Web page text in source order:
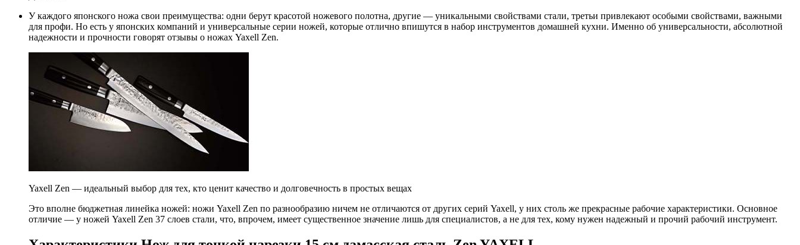
У каждого японского ножа свои преимущества: одни берут красотой ножевого полотна, другие — уникальными свойствами стали, третьи привлекают особыми свойствами, важными
для профи. Но есть у японских компаний и универсальные серии ножей, которые отлично впишутся в набор инструментов домашней кухни. Именно об универсальности, абсолютной
надежности и прочности говорят отзывы о ножах Yaxell Zen.
Yaxell Zen — идеальный выбор для тех, кто ценит качество и долговечность в простых вещах
Это вполне бюджетная линейка ножей: ножи Yaxell Zen по разнообразию ничем не отличаются от других серий Yaxell, у них столь же прекрасные рабочие характеристики. Основное
отличие — у ножей Yaxell Zen 37 слоев стали, что, впрочем, имеет существенное значение лишь для специалистов, а не для тех, кому нужен надежный и прочий рабочий инструмент.